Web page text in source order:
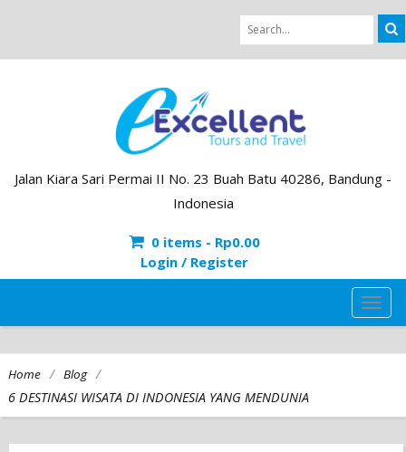
Jalan Kiara Sari Permai II No. 23 Buah Batu 40286, Bandung -
Indonesia
0 items - Rp0.00
Login / Register
Home / Blog /
6 DESTINASI WISATA DI INDONESIA YANG MENDUNIA